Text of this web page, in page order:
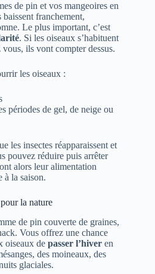
de pin et vos mangeoires en
baissent franchement,
Le plus important, c’est
. Si les oiseaux s’habituent
ils vont compter dessus.
les oiseaux :
périodes de gel, de neige ou
les insectes réapparaissent et
pouvez réduire puis arrêter
alors leur alimentation
à la saison.
la nature
de pin couverte de graines,
Vous offrez une chance
oiseaux de passer l’hiver en
des moineaux, des
glaciales.